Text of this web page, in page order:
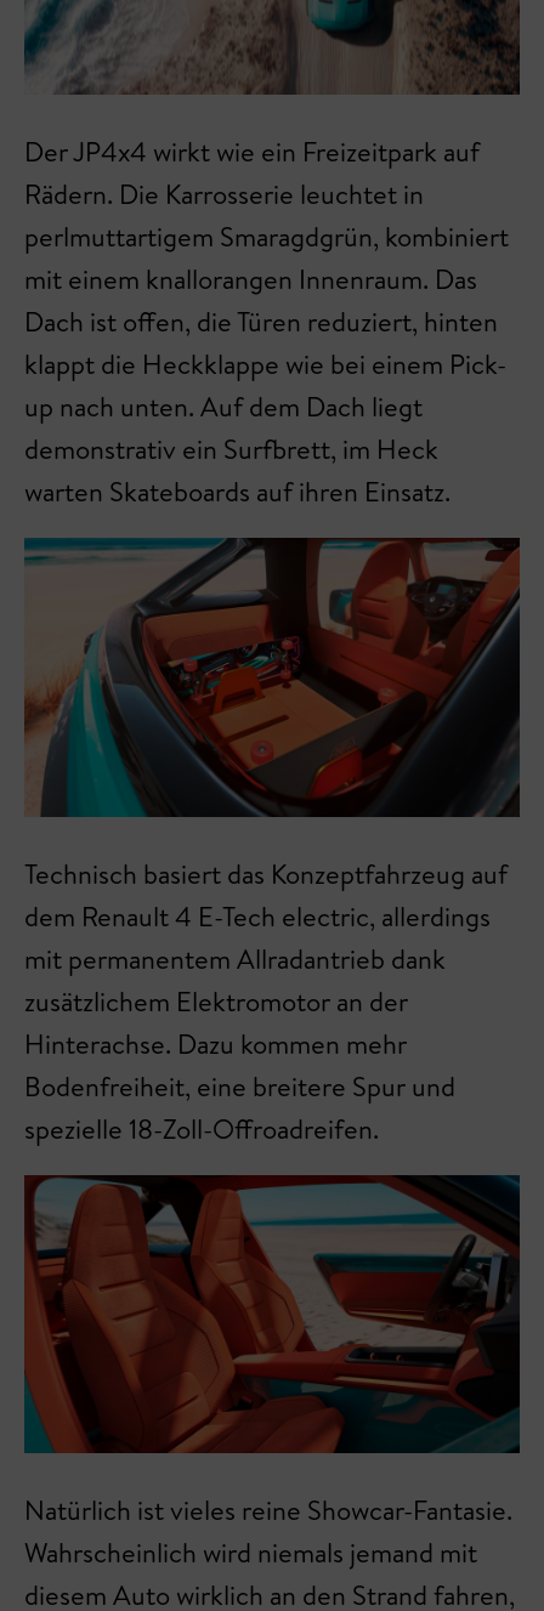
Der JP4x4 wirkt wie ein Freizeitpark auf
Rädern. Die Karrosserie leuchtet in
perlmuttartigem Smaragdgrün, kombiniert
mit einem knallorangen Innenraum. Das
Dach ist offen, die Türen reduziert, hinten
klappt die Heckklappe wie bei einem Pick-
up nach unten. Auf dem Dach liegt
demonstrativ ein Surfbrett, im Heck
warten Skateboards auf ihren Einsatz.
Technisch basiert das Konzeptfahrzeug auf
dem Renault 4 E-Tech electric, allerdings
mit permanentem Allradantrieb dank
zusätzlichem Elektromotor an der
Hinterachse. Dazu kommen mehr
Bodenfreiheit, eine breitere Spur und
spezielle 18-Zoll-Offroadreifen.
Natürlich ist vieles reine Showcar-Fantasie.
Wahrscheinlich wird niemals jemand mit
diesem Auto wirklich an den Strand fahren,